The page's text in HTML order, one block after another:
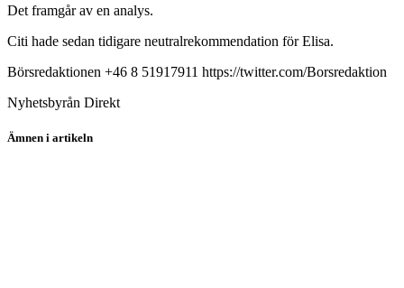
Det framgår av en analys.
Citi hade sedan tidigare neutralrekommendation för Elisa.
Börsredaktionen +46 8 51917911 https://twitter.com/Borsredaktion
Nyhetsbyrån Direkt
Ämnen i artikeln